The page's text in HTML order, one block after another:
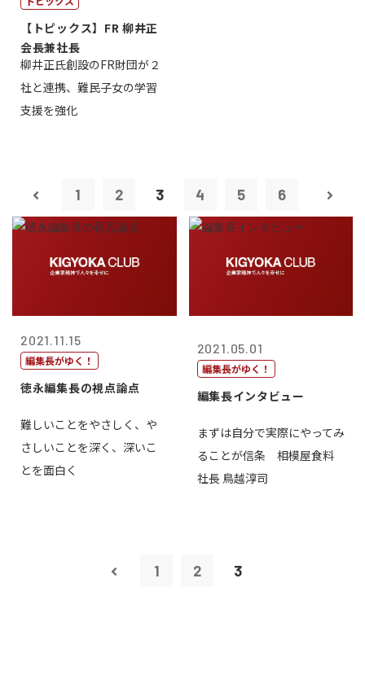
【トピックス】FR 柳井正
会長兼社長
柳井正氏創設のFR財団が２
社と連携、難民子女の学習
支援を強化
1 2 3 4 5 6
2021.11.15
編集長がゆく！
徳永編集長の視点論点
難しいことをやさしく、や
さしいことを深く、深いこ
とを面白く
2021.05.01
編集長がゆく！
編集長インタビュー
まずは自分で実際にやってみ
ることが信条 相模屋食料
社長 鳥越淳司
1 2 3